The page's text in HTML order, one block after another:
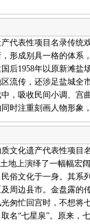
表性项目名录传统
形成别具一格的体系
后1958年以原新滩盐
流传，还涉足盐城
，吸收民间小调、宫
时注重刻画人物形
化遗产代表性项目
地上演绎了一幅幅宏
俗文化于一身。其系
周边县市。金盘露的
匆忙回宫时，不想将
名“七星泉”。原来